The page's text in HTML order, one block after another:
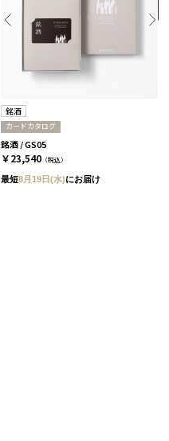
銘酒
カードカタログ
銘酒 / GS05
￥23,540 （税込）
最短8月19日(水)にお届け